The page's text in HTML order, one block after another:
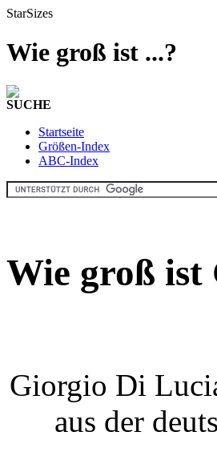
StarSizes
Wie groß ist ...?
SUCHE
Startseite
Größen-Index
ABC-Index
Wie groß
Giorgio Di
aus der